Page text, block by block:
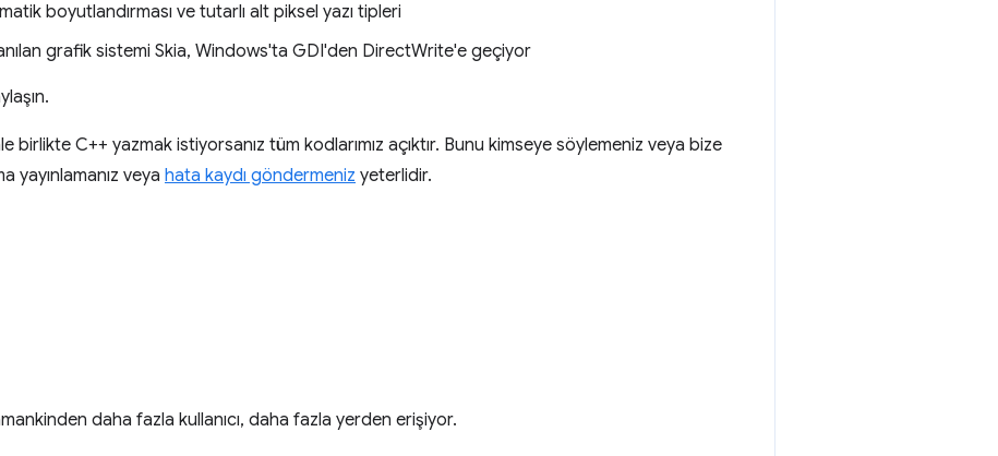
boyutlandırması ve tutarlı alt piksel yazı tipleri
grafik sistemi Skia, Windows'ta GDI'den DirectWrite'e geçiyor
birlikte C++ yazmak istiyorsanız tüm kodlarımız açıktır. Bunu kimseye söylemeniz veya bize
yayınlamanız veya hata kaydı göndermeniz yeterlidir.
daha fazla kullanıcı, daha fazla yerden erişiyor.